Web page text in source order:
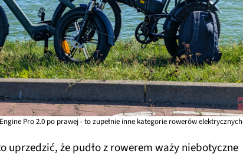
Pro 2.0 po prawej - to zupełnie inne kategorie rowerów elektrycznych
uprzedzić, że pudło z rowerem waży niebotyczne